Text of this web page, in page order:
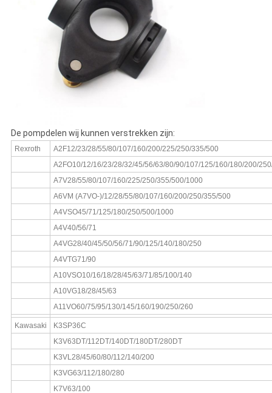
De pompdelen wij kunnen verstrekken zijn:
Rexroth
A2F12/23/28/55/80/107/160/200/225/250/335/500
A2FO10/12/16/23/28/32/45/56/63/80/90/107/125/160/180/200/
A7V28/55/80/107/160/225/250/355/500/1000
A6VM (A7VO-)/12/28/55/80/107/160/200/250/355/500
A4VSO45/71/125/180/250/500/1000
A4V40/56/71
A4VG28/40/45/50/56/71/90/125/140/180/250
A4VTG71/90
A10VSO10/16/18/28/45/63/71/85/100/140
A10VG18/28/45/63
A11VO60/75/95/130/145/160/190/250/260
Kawasaki
K3SP36C
K3V63DT/112DT/140DT/180DT/280DT
K3VL28/45/60/80/112/140/200
K3VG63/112/180/280
K7V63/100